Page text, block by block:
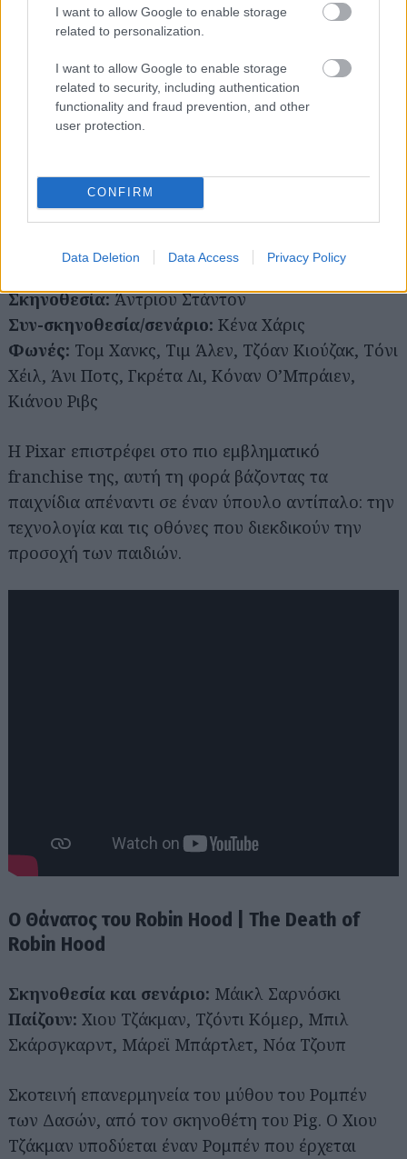
I want to allow Google to enable storage
related to personalization.
I want to allow Google to enable storage
related to security, including authentication
functionality and fraud prevention, and other
user protection.
CONFIRM
Data Deletion Data Access Privacy Policy
Toy Story 5 | Toy Story 5
Σκηνοθεσία:Άντριου Στάντον
Συν-σκηνοθεσία/σενάριο: Κένα Χάρις
Φωνές: Τομ Χανκς, Τιμ Άλεν, Τζόαν Κιούζακ, Τόνι
Χέιλ, Άνι Ποτς, Γκρέτα Λι, Κόναν Ο’Μπράιεν,
Κιάνου Ριβς
Η Pixar επιστρέφει στο πιο εμβληματικό
franchise της, αυτή τη φορά βάζοντας τα
παιχνίδια απέναντι σε έναν ύπουλο αντίπαλο: την
τεχνολογία και τις οθόνες που διεκδικούν την
προσοχή των παιδιών.
Ο Θάνατος του Robin Hood | The Death of
Robin Hood
Σκηνοθεσία και σενάριο: Μάικλ Σαρνόσκι
Παίζουν: Χιου Τζάκμαν, Τζόντι Κόμερ, Μπιλ
Σκάρσγκαρντ, Μάρεϊ Μπάρτλετ, Νόα Τζουπ
Σκοτεινή επανερμηνεία του μύθου του Ρομπέν
των Δασών, από τον σκηνοθέτη του Pig. Ο Χιου
Τζάκμαν υποδύεται έναν Ρομπέν που έρχεται